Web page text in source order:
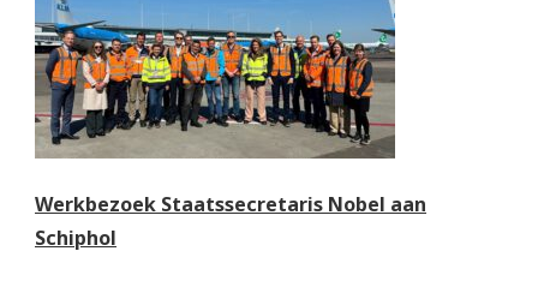
Werkbezoek Staatssecretaris Nobel aan
Schiphol